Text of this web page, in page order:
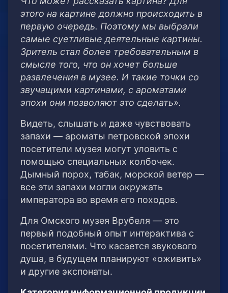
этого на картине должно происходить в
первую очередь. Поэтому мы выбрали
самые суетливые деятельные картины.
Зритель стал более требовательным в
смысле того, что он хочет больше
развлечения в музее. И такие точки со
звучащими картинами, с ароматами
эпохи они позволяют это сделать».
Видеть, слышать и даже чувствовать
запахи — ароматы петровской эпохи
посетители музея могут уловить с
помощью специальных колбочек.
Дымный порох, табак, морской ветер —
все эти запахи могли окружать
императора во время его походов.
Для Омского музея Врубеля — это
первый подобный опыт интерактива с
посетителями. Что касается звукового
душа, в будущем планируют «оживить»
и другие экспонаты.